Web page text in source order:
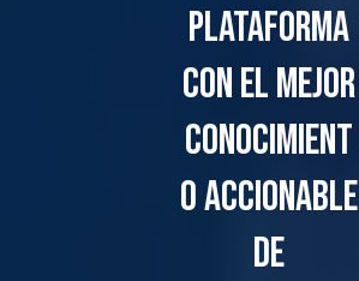
plataforma
con el mejor
conocimient
o accionable
de